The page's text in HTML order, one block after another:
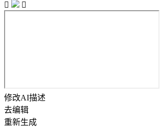


修改AI描述
去编辑
重新生成